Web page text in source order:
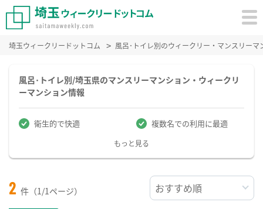
埼玉ウィークリードットコム 風呂･トイレ別のウィークリー・マンスリーマ
風呂･トイレ別/埼玉県のマンスリーマンション・ウィークリ
ーマンション情報
衛生的で快適 複数名での利用に最適
もっと見る
2 件（1/1ページ）